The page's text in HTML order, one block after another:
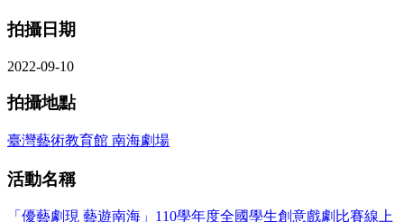
拍攝日期
2022-09-10
拍攝地點
臺灣藝術教育館 南海劇場
活動名稱
「優藝劇現 藝遊南海」110學年度全國學生創意戲劇比賽線上